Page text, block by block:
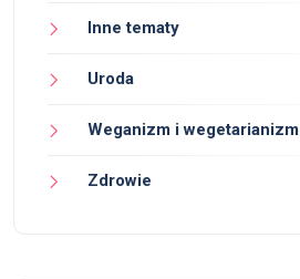
Inne tematy
Uroda
Weganizm i wegetarianizm
Zdrowie